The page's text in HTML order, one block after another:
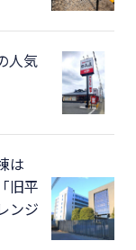
人気
は
旧平
ンジ